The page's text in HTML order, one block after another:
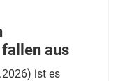
aus
ist es